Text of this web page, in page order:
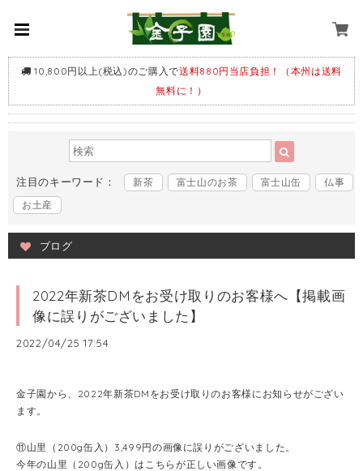
10,800円以上(税込)のご購入で送料880円当店負担！（本州は送料
無料に！）
注目のキーワード： 新茶 富士山のお茶 富士山缶
仏事
お土産
ブログ
2022年新茶DMをお受け取りのお客様へ【掲載画
像に誤りがございました】
2022/04/25 17:54
金子園から、2022年新茶DMをお受け取りのお客様にお知らせがござい
ます。
⑪山里（200g缶入）3,499円の画像に誤りがございました。
今年の山里（200g缶入）はこちらが正しい画像です。